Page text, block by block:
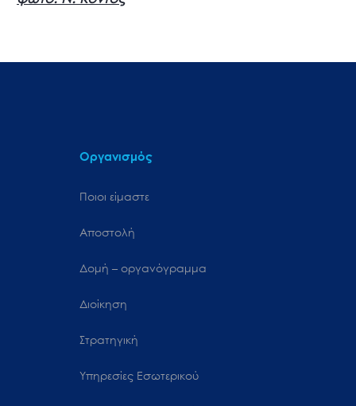
Οργανισμός
Ποιοι είμαστε
Αποστολή
Δομή – οργανόγραμμα
Διοίκηση
Στρατηγική
Υπηρεσίες Εσωτερικού